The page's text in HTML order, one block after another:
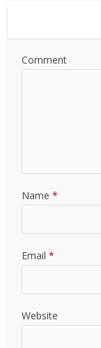
Comment
Name *
Email *
Website